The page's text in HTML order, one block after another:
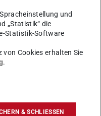
(JAV)
und
„Statistik“ die
Statistik-Software
Cookies erhalten Sie
.
& SCHLIESSEN